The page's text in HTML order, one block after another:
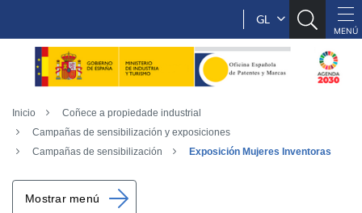
GL
Inicio
Coñece a propiedade industrial
Campañas de sensibilización y exposiciones
Campañas de sensibilización
Exposición Mujeres Inventoras
Mostrar menú